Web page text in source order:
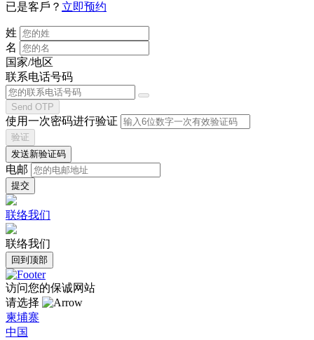
已是客戶？ 立即预约
姓
名
国家/地区
联系电话号码
Send OTP
使用一次密码进行验证
验证
发送新验证码
电邮
联络我们
联络我们
回到顶部
访问您的保诚网站
请选择
柬埔寨
中国